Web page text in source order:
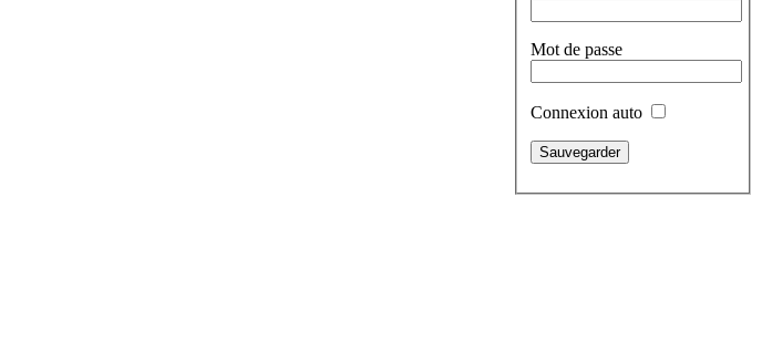
Mot de passe
Connexion auto